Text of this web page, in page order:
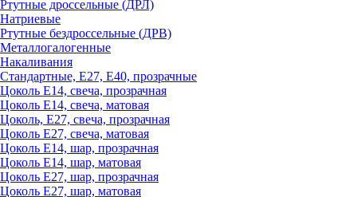
Ртутные дроссельные (ДРЛ)
Натриевые
Ртутные бездроссельные (ДРВ)
Металлогалогенные
Накаливания
Стандартные, Е27, Е40, прозрачные
Цоколь Е14, свеча, прозрачная
Цоколь Е14, свеча, матовая
Цоколь, Е27, свеча, прозрачная
Цоколь Е27, свеча, матовая
Цоколь Е14, шар, прозрачная
Цоколь Е14, шар, матовая
Цоколь Е27, шар, прозрачная
Цоколь Е27, шар, матовая